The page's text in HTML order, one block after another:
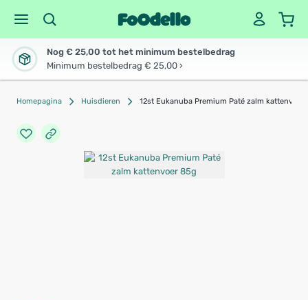
Nog € 25,00 tot het minimum bestelbedrag
Minimum bestelbedrag € 25,00 ›
Homepagina Huisdieren 12st Eukanuba Premium Paté zalm kattenvoer